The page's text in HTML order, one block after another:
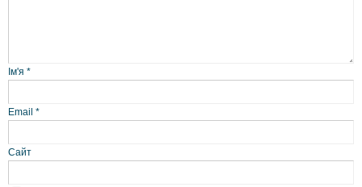
Ім'я *
Email *
Сайт